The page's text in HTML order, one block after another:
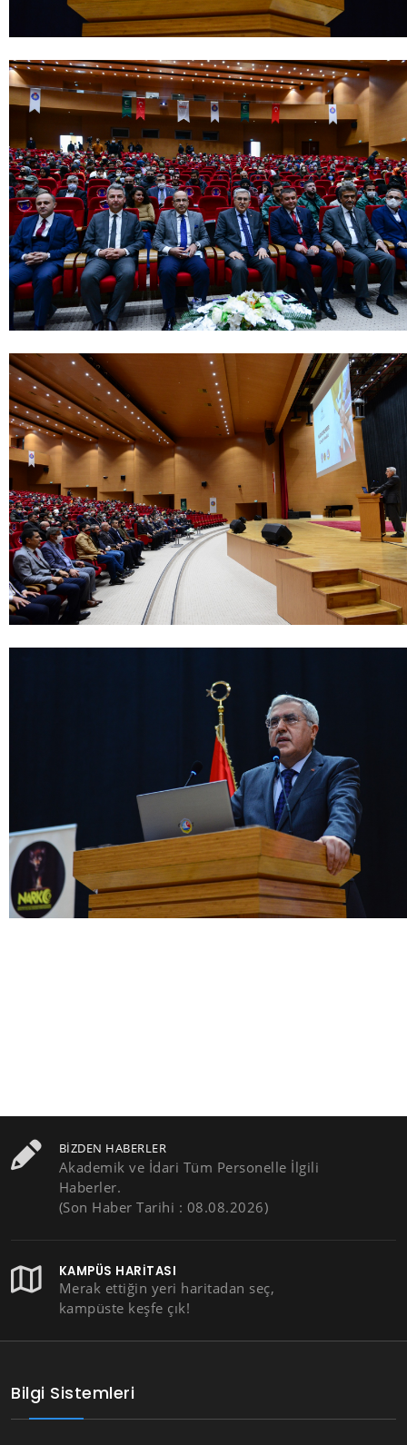
BIZDEN HABERLER
Akademik ve İdari Tüm Personelle İlgili
Haberler.
(Son Haber Tarihi : 08.08.2026)
KAMPÜS HARITASI
Merak ettiğin yeri haritadan seç,
kampüste keşfe çık!
Bilgi Sistemleri